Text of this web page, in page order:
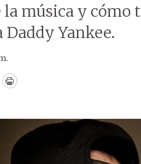
música y cómo
Yankee.
Print